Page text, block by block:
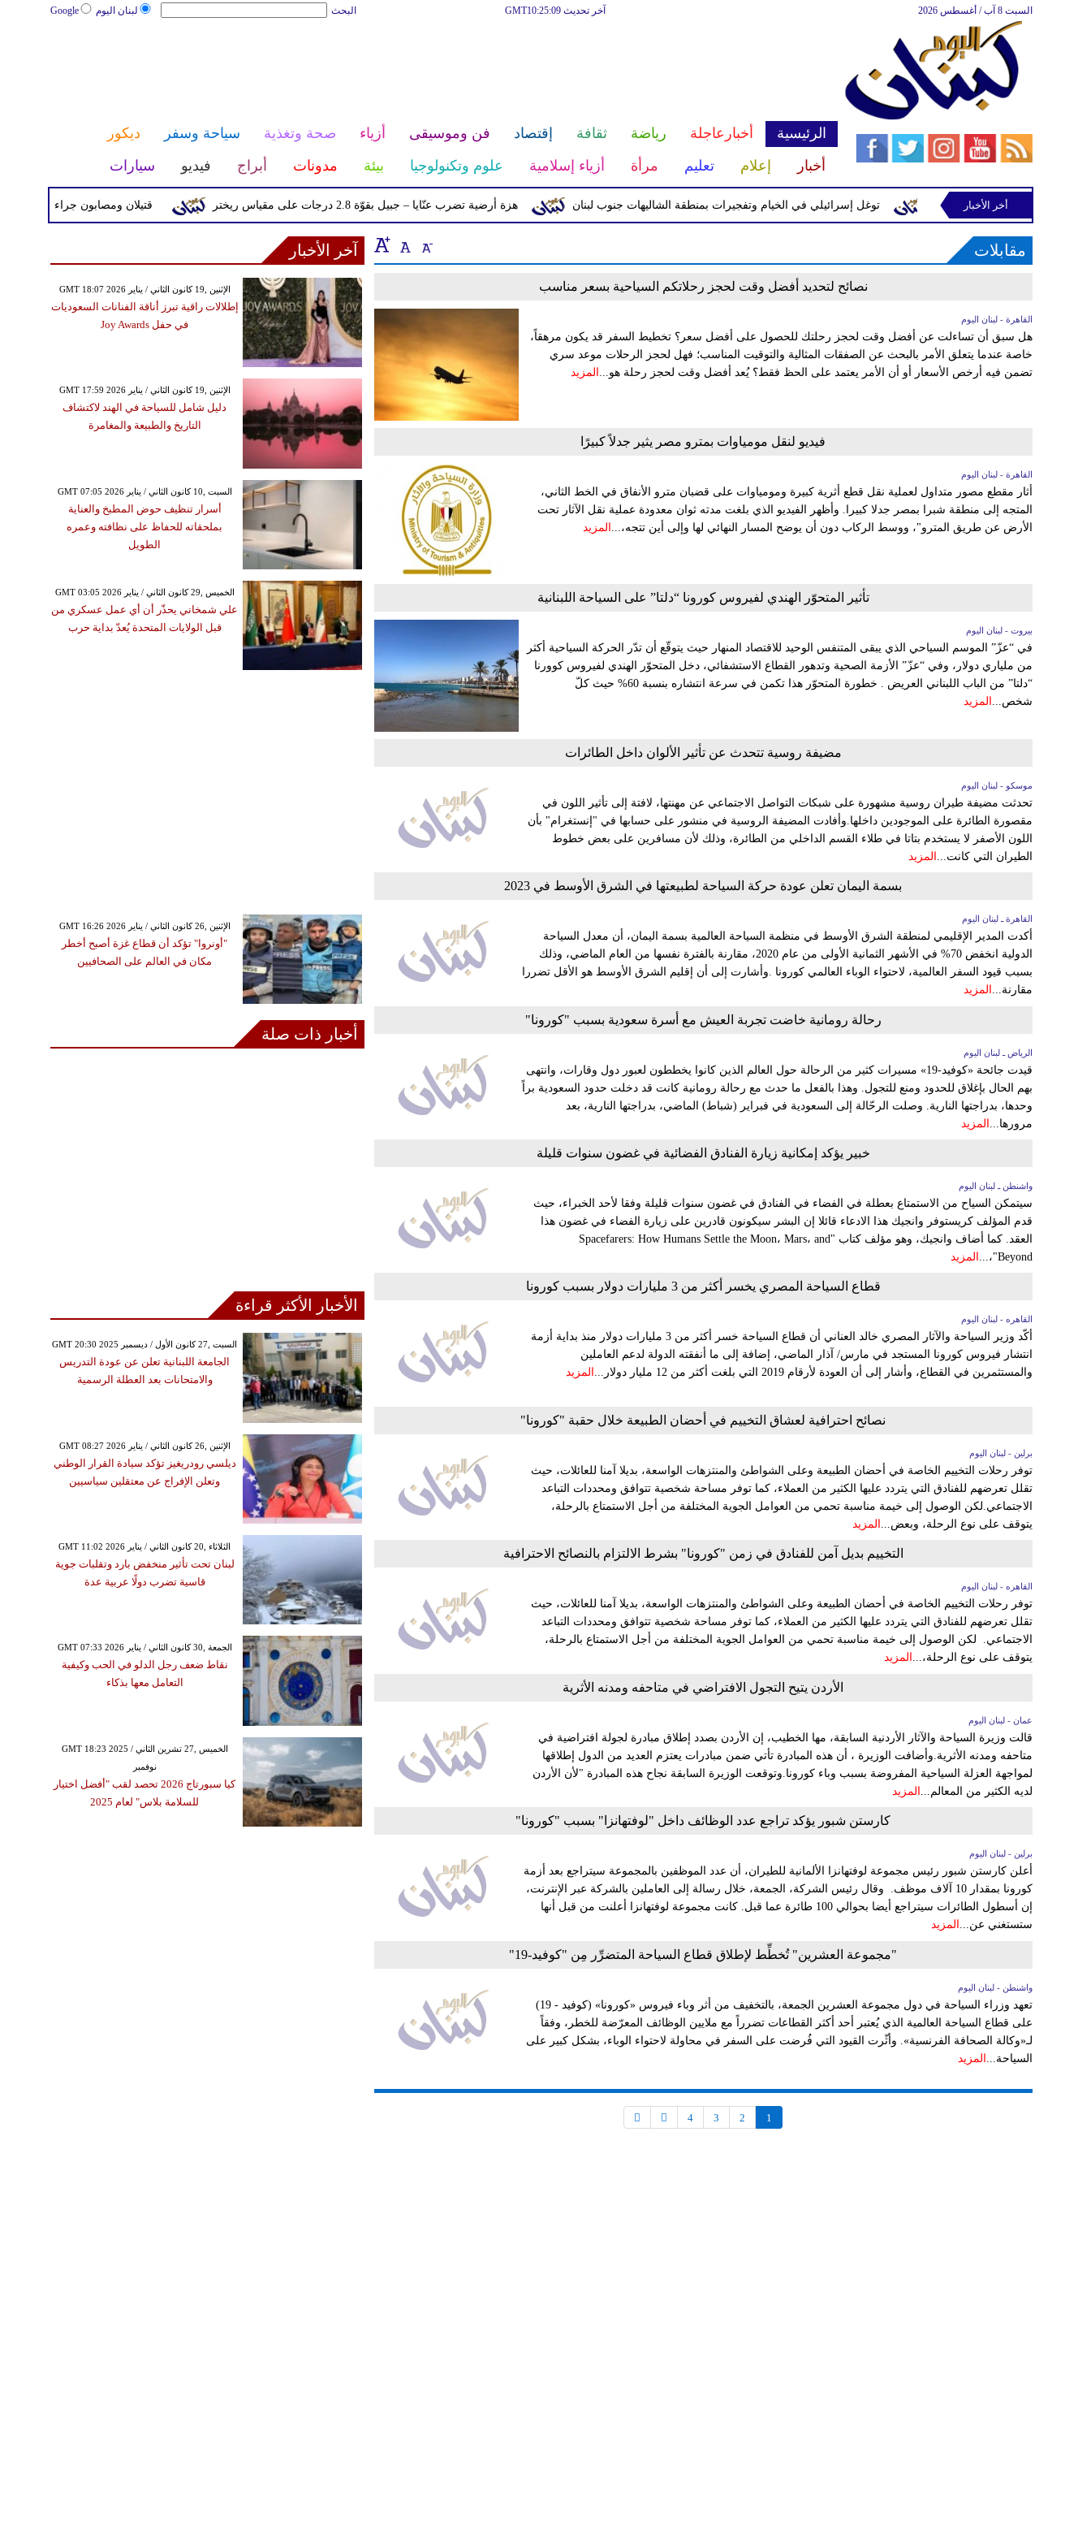
لبنان اليوم Google البحث آخر تحديث GMT10:25:09 السبت 8 آب / أغسطس 2026
الرئيسية أخبارعاجلة رياضة ثقافة إقتصاد فن وموسيقى أزياء صحة وتغذية سياحة وسفر
ديكور
أخبار
إعلام تعليم مرأة أزياء إسلامية علوم وتكنولوجيا بيئة مدونات أبراج فيديو سيارات
قتيلان ومصابون جراء 14 غارة إسرائيلية على شرق وجنوب لبنان هزة أرضية تضرب عنّايا – جبيل بقوّة 2.8 درجات على مقياس ريختر توغل إسرائيلي في الخيام وتفجيرات بمنطقة الشاليهات جنوب لبنان إسرائيلية في رب ثلاثين
أخر الأخبار
مقابلات
نصائح لتحديد أفضل وقت لحجز رحلاتكم السياحية بسعر مناسب
القاهرة - لبنان اليوم
هل سبق أن تساءلت عن أفضل وقت لحجز رحلتك للحصول على أفضل سعر؟ تخطيط السفر قد يكون مرهقاً،
خاصة عندما يتعلق الأمر بالبحث عن الصفقات المثالية والتوقيت المناسب؛ فهل لحجز الرحلات موعد سري
تضمن فيه أرخص الأسعار أو أن الأمر يعتمد على الحظ فقط؟ يُعد أفضل وقت لحجز رحلة هو... المزيد
فيديو لنقل مومياوات بمترو مصر يثير جدلاً كبيرًا
القاهرة - لبنان اليوم
أثار مقطع مصور متداول لعملية نقل قطع أثرية كبيرة ومومياوات على قضبان مترو الأنفاق في الخط الثاني،
المتجه إلى منطقة شبرا بمصر جدلا كبيرا. وأظهر الفيديو الذي بلغت مدته ثوان معدودة عملية نقل الآثار تحت
الأرض عن طريق المترو"، ووسط الركاب دون أن يوضح المسار النهائي لها وإلى أين تتجه،... المزيد
تأثير المتحوّر الهندي لفيروس كورونا “دلتا” على السياحة اللبنانية
بيروت - لبنان اليوم
في “عزّ” الموسم السياحي الذي يبقى المتنفس الوحيد للاقتصاد المنهار حيث يتوقّع أن تدّر الحركة السياحية أكثر
من ملياري دولار، وفي “عزّ” الأزمة الصحية وتدهور القطاع الاستشفائي، دخل المتحوّر الهندي لفيروس كوورنا
“دلتا” من الباب اللبناني العريض . خطورة المتحوّر هذا تكمن في سرعة انتشاره بنسبة 60% حيث كلّ
شخص... المزيد
مضيفة روسية تتحدث عن تأثير الألوان داخل الطائرات
موسكو - لبنان اليوم
تحدثت مضيفة طيران روسية مشهورة على شبكات التواصل الاجتماعي عن مهنتها، لافتة إلى تأثير اللون في
مقصورة الطائرة على الموجودين داخلها.وأفادت المضيفة الروسية في منشور على حسابها في "إنستغرام" بأن
اللون الأصفر لا يستخدم بتاتا في طلاء القسم الداخلي من الطائرة، وذلك لأن مسافرين على بعض خطوط
الطيران التي كانت...
المزيد
بسمة اليمان تعلن عودة حركة السياحة لطبيعتها في الشرق الأوسط في 2023
القاهرة ـ لبنان اليوم
أكدت المدير الإقليمي لمنطقة الشرق الأوسط في منظمة السياحة العالمية بسمة اليمان، أن معدل السياحة
الدولية انخفض 70% في الأشهر الثمانية الأولى من عام 2020، مقارنة بالفترة نفسها من العام الماضي، وذلك
بسبب قيود السفر العالمية، لاحتواء الوباء العالمي كورونا .وأشارت إلى أن إقليم الشرق الأوسط هو الأقل تضررا
مقارنة... المزيد
رحالة رومانية خاضت تجربة العيش مع أسرة سعودية بسبب "كورونا"
الرياض ـ لبنان اليوم
قيدت جائحة «كوفيد-19» مسيرات كثير من الرحالة حول العالم الذين كانوا يخططون لعبور دول وقارات، وانتهى
بهم الحال بإغلاق للحدود ومنع للتجول. وهذا بالفعل ما حدث مع رحالة رومانية كانت قد دخلت حدود السعودية براً
وحدها، بدراجتها النارية. وصلت الرحّالة إلى السعودية في فبراير (شباط) الماضي، بدراجتها النارية، بعد
مرورها... المزيد
خبير يؤكد إمكانية زيارة الفنادق الفضائية في غضون سنوات قليلة
واشنطن ـ لبنان اليوم
سيتمكن السياح من الاستمتاع بعطلة في الفضاء في الفنادق في غضون سنوات قليلة وفقا لأحد الخبراء، حيث
قدم المؤلف كريستوفر وانجيك هذا الادعاء قائلا إن البشر سيكونون قادرين على زيارة الفضاء في غضون هذا
العقد. كما أضاف وانجيك، وهو مؤلف كتاب "Spacefarers: How Humans Settle the Moon، Mars، and
Beyond"،...
المزيد
قطاع السياحة المصري يخسر أكثر من 3 مليارات دولار بسبب كورونا
القاهره - لبنان اليوم
أكّد وزير السياحة والآثار المصري خالد العناني أن قطاع السياحة خسر أكثر من 3 مليارات دولار منذ بداية أزمة
انتشار فيروس كورونا المستجد في مارس/ آذار الماضي، إضافة إلى ما أنفقته الدولة لدعم العاملين
والمستثمرين في القطاع، وأشار إلى أن العودة لأرقام 2019 التي بلغت أكثر من 12 مليار دولار...
المزيد
نصائح احترافية لعشاق التخييم في أحضان الطبيعة خلال حقبة "كورونا"
برلين - لبنان اليوم
توفر رحلات التخييم الخاصة في أحضان الطبيعة وعلى الشواطئ والمنتزهات الواسعة، بديلا آمنا للعائلات، حيث
تقلل تعرضهم للفنادق التي يتردد عليها الكثير من العملاء، كما توفر مساحة شخصية تتوافق ومحددات التباعد
الاجتماعي.لكن الوصول إلى خيمة مناسبة تحمي من العوامل الجوية المختلفة من أجل الاستمتاع بالرحلة،
يتوقف على نوع الرحلة، وبعض...
المزيد
التخييم بديل آمن للفنادق في زمن "كورونا" بشرط الالتزام بالنصائح الاحترافية
القاهره - لبنان اليوم
توفر رحلات التخييم الخاصة في أحضان الطبيعة وعلى الشواطئ والمنتزهات الواسعة، بديلا آمنا للعائلات، حيث
تقلل تعرضهم للفنادق التي يتردد عليها الكثير من العملاء، كما توفر مساحة شخصية تتوافق ومحددات التباعد
الاجتماعي. لكن الوصول إلى خيمة مناسبة تحمي من العوامل الجوية المختلفة من أجل الاستمتاع بالرحلة،
يتوقف على نوع الرحلة،... المزيد
الأردن يتيح التجول الافتراضي في متاحفه ومدنه الأثرية
عمان - لبنان اليوم
قالت وزيرة السياحة والآثار الأردنية السابقة، مها الخطيب، إن الأردن بصدد إطلاق مبادرة لجولة افتراضية في
متاحفه ومدنه الأثرية.وأضافت الوزيرة ، أن هذه المبادرة تأتي ضمن مبادرات يعتزم العديد من الدول إطلاقها
لمواجهة العزلة السياحية المفروضة بسبب وباء كورونا.وتوقعت الوزيرة السابقة نجاح هذه المبادرة "لأن الأردن
لديه الكثير من المعالم... المزيد
كارستن شبور يؤكد تراجع عدد الوظائف داخل "لوفتهانزا" بسبب "كورونا"
برلين - لبنان اليوم
أعلن كارستن شبور رئيس مجموعة لوفتهانزا الألمانية للطيران، أن عدد الموظفين بالمجموعة سيتراجع بعد أزمة
كورونا بمقدار 10 آلاف موظف. وقال رئيس الشركة، الجمعة، خلال رسالة إلى العاملين بالشركة عبر الإنترنت،
إن أسطول الطائرات سيتراجع أيضا بحوالي 100 طائرة عما قبل. كانت مجموعة لوفتهانزا أعلنت من قبل أنها
ستستغني عن... المزيد
"مجموعة العشرين" تُخطِّط لإطلاق قطاع السياحة المتضرِّر مِن "كوفيد-19"
واشنطن - لبنان اليوم
تعهد وزراء ‏السياحة في ‏دول مجموعة ‏العشرين الجمعة، ‏بالتخفيف من ‏أثر وباء فيروس ‏‏«كورونا» ‏‏(كوفيد - 19)
‏على قطاع ‏السياحة العالمية ‏الذي يُعتبر أحد ‏أكثر القطاعات ‏تضرراً مع ‏ملايين الوظائف ‏المعرّضة للخطر، ‏وفقاً
لـ«وكالة ‏الصحافة ‏الفرنسية».‏ وأثّرت القيود ‏التي فُرضت ‏على السفر في ‏محاولة لاحتواء ‏الوباء، بشكل ‏كبير على
‏السياحة... المزيد
1
2
3
4
آخر الأخبار
GMT 18:07 2026 الإثنين ,19 كانون الثاني / يناير
إطلالات راقية تبرز أناقة الفنانات السعوديات
في حفل Joy Awards
GMT 17:59 2026 الإثنين ,19 كانون الثاني / يناير
دليل شامل للسياحة في الهند لاكتشاف
التاريخ والطبيعة والمغامرة
GMT 07:05 2026 السبت ,10 كانون الثاني / يناير
أسرار تنظيف حوض المطبخ والعناية
بملحقاته للحفاظ على نظافته وعمره
الطويل
GMT 03:05 2026 الخميس ,29 كانون الثاني / يناير
علي شمخاني يحذّر أن أي عمل عسكري من
قبل الولايات المتحدة يُعدّ بداية حرب
GMT 16:26 2026 الإثنين ,26 كانون الثاني / يناير
"أونروا" تؤكد أن قطاع غزة أصبح أخطر
مكان في العالم على الصحافيين
أخبار ذات صلة
الأخبار الأكثر قراءة
GMT 20:30 2025 السبت ,27 كانون الأول / ديسمبر
الجامعة اللبنانية تعلن عن عودة التدريس
والامتحانات بعد العطلة الرسمية
GMT 08:27 2026 الإثنين ,26 كانون الثاني / يناير
ديلسي رودريغيز تؤكد سيادة القرار الوطني
وتعلن الإفراج عن معتقلين سياسيين
GMT 11:02 2026 الثلاثاء ,20 كانون الثاني / يناير
لبنان تحت تأثير منخفض بارد وتقلبات جوية
قاسية تضرب دولًا عربية عدة
GMT 07:33 2026 الجمعة ,30 كانون الثاني / يناير
نقاط ضعف رجل الدلو في الحب وكيفية
التعامل معها بذكاء
GMT 18:23 2025 الخميس ,27 تشرين الثاني /
نوفمبر
كيا سبورتاج 2026 تحصد لقب "أفضل اختيار
للسلامة بلاس" لعام 2025